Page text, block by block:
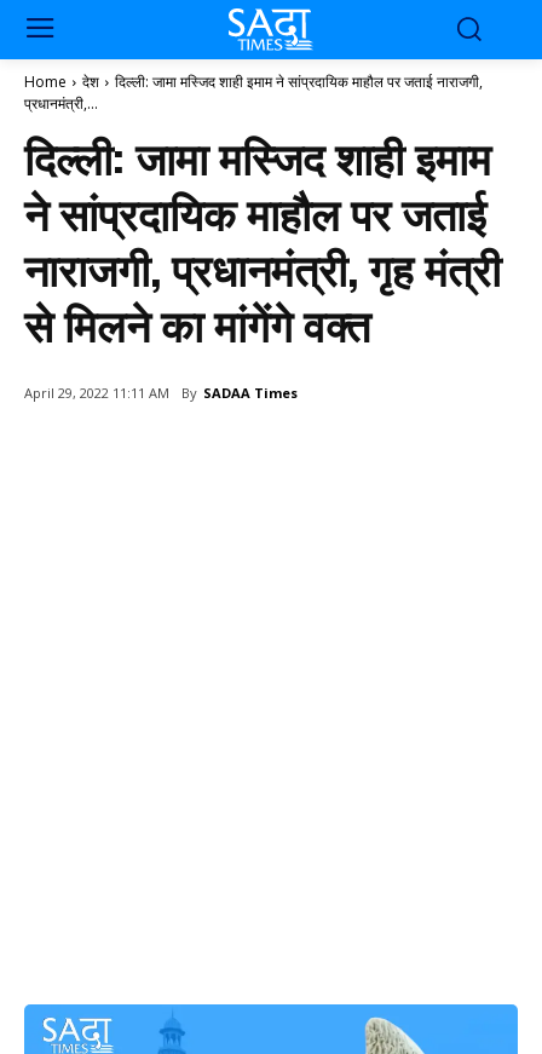
Home देश
दिल्ली: जामा मस्जिद शाही इमाम ने सांप्रदायिक माहौल पर जताई नाराजगी,
प्रधानमंत्री,...
दिल्ली: जामा मस्जिद शाही इमाम
ने सांप्रदायिक माहौल पर जताई
नाराजगी, प्रधानमंत्री, गृह मंत्री
से मिलने का मांगेंगे वक्त
April 29, 2022 11:11 AM By SADAA Times